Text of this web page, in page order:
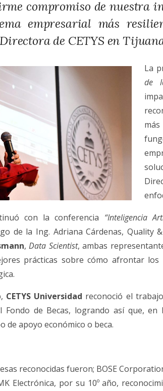
compromiso de nuestra
empresarial más
de CETYS en
La
de
con la conferencia “Inteligencia
de la Ing. Adriana Cárdenas, Quality
,Data Scientist, ambas
prácticas sobre cómo afrontar
CETYS Universidad reconoció el
Fondo de Becas, logrando así que,
de apoyo económico o beca.
reconocidas fueron; BOSE
Electrónica, por su 10º año,